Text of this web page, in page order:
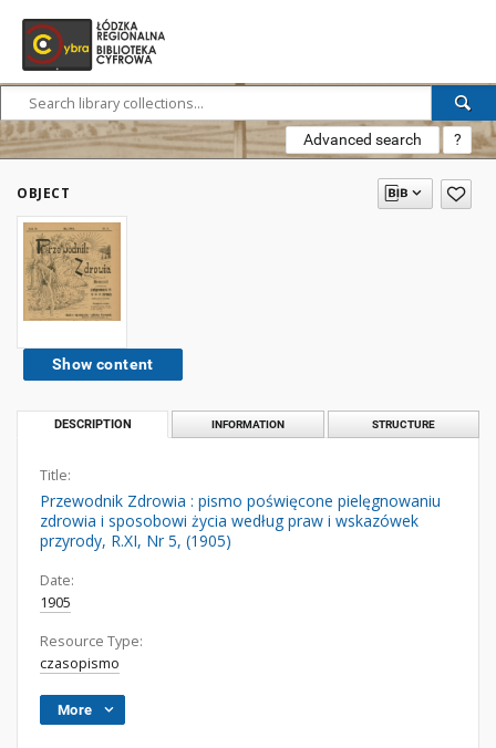
Advanced search ?
OBJECT
Show content
DESCRIPTION INFORMATION STRUCTURE
Title:
Przewodnik Zdrowia : pismo poświęcone pielęgnowaniu
zdrowia i sposobowi życia według praw i wskazówek
przyrody, R.XI, Nr 5, (1905)
Date:
1905
Resource Type:
czasopismo
More